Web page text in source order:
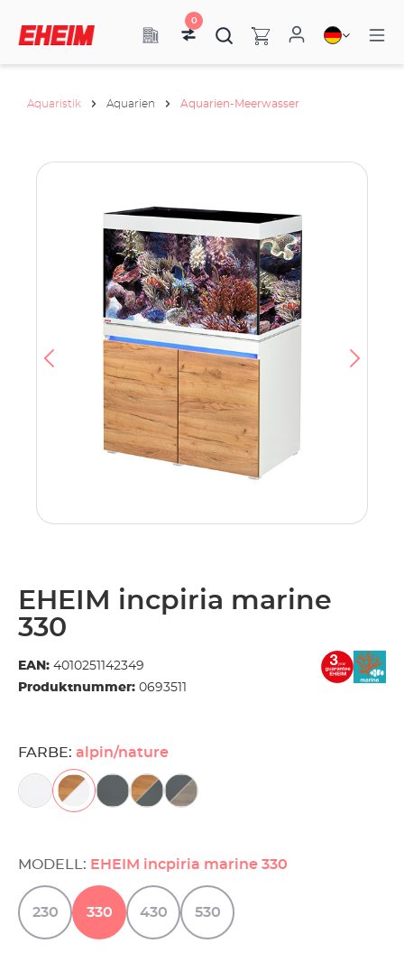
0
Aquaristik Aquarien Aquarien-Meerwasser
EHEIM incpiria marine
330
EAN: 4010251142349
Produktnummer: 0693511
FARBE: alpin/nature
MODELL: EHEIM incpiria marine 330
230 330 430 530